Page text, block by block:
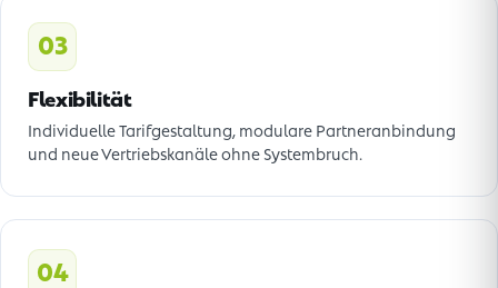
03
Flexibilität
Individuelle Tarifgestaltung, modulare Partneranbindung
und neue Vertriebskanäle ohne Systembruch.
04